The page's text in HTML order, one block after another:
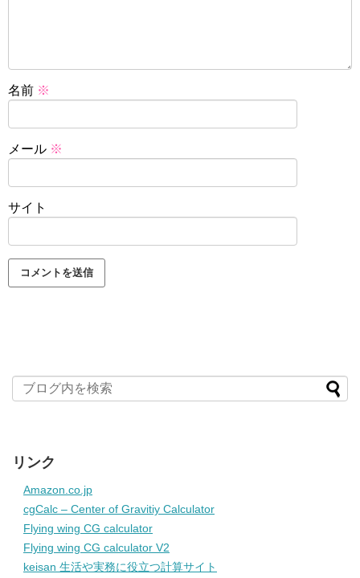
名前 ※
メール ※
サイト
リンク
Amazon.co.jp
cgCalc – Center of Gravitiy Calculator
Flying wing CG calculator
Flying wing CG calculator V2
keisan 生活や実務に役立つ計算サイト